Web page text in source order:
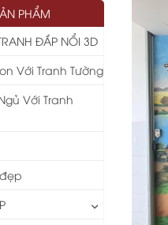
PHẨM
ĐẮP NỔI 3D
Với Tranh Tường
Với Tranh